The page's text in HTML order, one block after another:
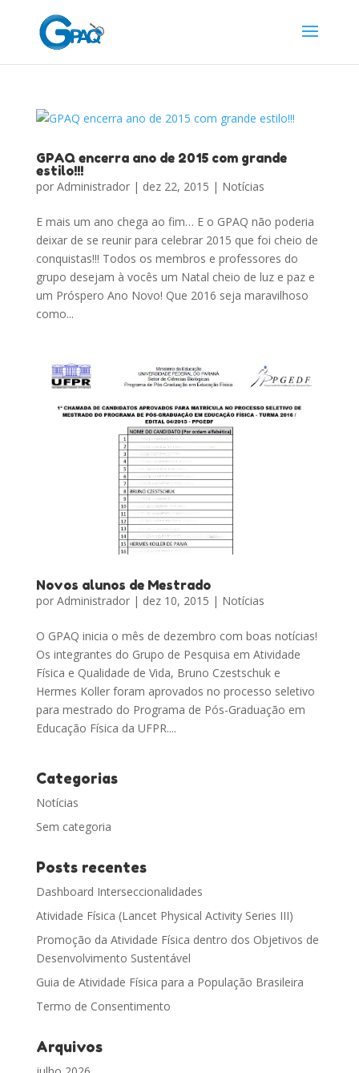
GPAQ encerra ano de 2015 com grande
estilo!!!
por Administrador| dez 22, 2015 | Notícias
E mais um ano chega ao fim… E o GPAQ não poderia
deixar de se reunir para celebrar 2015 que foi cheio de
conquistas!!! Todos os membros e professores do
grupo desejam à vocês um Natal cheio de luz e paz e
um Próspero Ano Novo! Que 2016 seja maravilhoso
como...
Novos alunos de Mestrado
por Administrador| dez 10, 2015 | Notícias
O GPAQ inicia o mês de dezembro com boas notícias!
Os integrantes do Grupo de Pesquisa em Atividade
Física e Qualidade de Vida, Bruno Czestschuk e
Hermes Koller foram aprovados no processo seletivo
para mestrado do Programa de Pós-Graduação em
Educação Física da UFPR....
Categorias
Notícias
Sem categoria
Posts recentes
Dashboard Interseccionalidades
Atividade Física (Lancet Physical Activity Series III)
Promoção da Atividade Física dentro dos Objetivos de
Desenvolvimento Sustentável
Guia de Atividade Física para a População Brasileira
Termo de Consentimento
Arquivos